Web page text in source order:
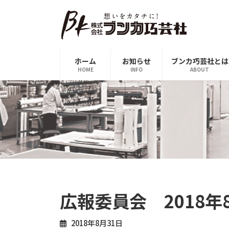
ス
キ
ッ
プ
ン
に
移
動
ホーム
HOME
お知らせ
INFO
ブンカ巧芸社とは
ABOUT
広報委員会 2018年
2018年8月31日